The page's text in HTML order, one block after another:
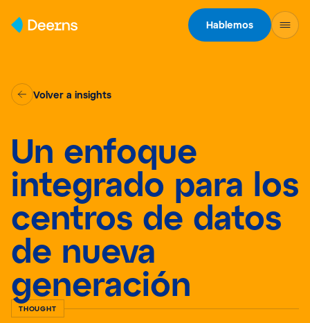
Hablemos
Volver a insights
Un enfoque
integrado para los
centros de datos
de nueva
generación
THOUGHT